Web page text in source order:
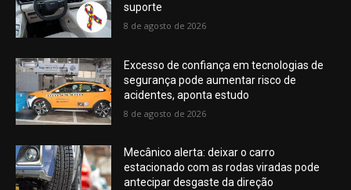
suporte
8 de agosto de 2026
Excesso de confiança em tecnologias de
segurança pode aumentar risco de
acidentes, aponta estudo
8 de agosto de 2026
Mecânico alerta: deixar o carro
estacionado com as rodas viradas pode
antecipar desgaste da direção